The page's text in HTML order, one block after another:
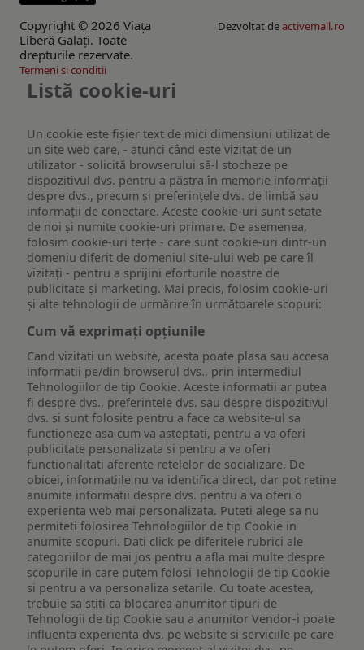
Copyright © 2026 Viaţa
Liberă Galaţi. Toate
drepturile rezervate.
Dezvoltat deactivemall.ro
Termeni si conditii
Listă cookie-uri
Un cookie este fişier text de mici dimensiuni utilizat de
un site web care, - atunci când este vizitat de un
utilizator - solicită browserului să-l stocheze pe
dispozitivul dvs. pentru a păstra în memorie informații
despre dvs., precum și preferințele dvs. de limbă sau
informații de conectare. Aceste cookie-uri sunt setate
de noi și numite cookie-uri primare. De asemenea,
folosim cookie-uri terțe - care sunt cookie-uri dintr-un
domeniu diferit de domeniul site-ului web pe care îl
vizitați - pentru a sprijini eforturile noastre de
publicitate și marketing. Mai precis, folosim cookie-uri
și alte tehnologii de urmărire în următoarele scopuri:
Cum vă exprimați opțiunile
Cand vizitati un website, acesta poate plasa sau accesa
informatii pe/din browserul dvs., prin intermediul
Tehnologiilor de tip Cookie. Aceste informatii ar putea
fi despre dvs., preferintele dvs. sau despre dispozitivul
dvs. si sunt folosite pentru a face ca website-ul sa
functioneze asa cum va asteptati, pentru a va oferi
publicitate personalizata si pentru a va oferi
functionalitati aferente retelelor de socializare. De
obicei, informatiile nu va identifica direct, dar pot retine
anumite informatii despre dvs. pentru a va oferi o
experienta web mai personalizata. Puteti alege sa nu
permiteti folosirea Tehnologiilor de tip Cookie in
anumite scopuri. Dati click pe diferitele rubrici ale
categoriilor de mai jos pentru a afla mai multe despre
scopurile in care putem folosi Tehnologii de tip Cookie
si pentru a va personaliza setarile. Cu toate acestea,
trebuie sa stiti ca blocarea anumitor tipuri de
Tehnologii de tip Cookie sau a anumitor Vendor-i poate
influenta experienta dvs. pe website si serviciile pe care